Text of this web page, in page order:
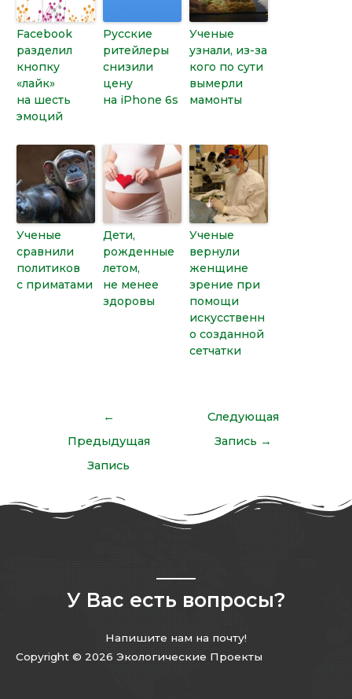
Facebook
разделил
кнопку
«лайк»
на шесть
эмоций
Русские
ритейлеры
снизили
цену
на iPhone 6s
Ученые
узнали, из-за
кого по сути
вымерли
мамонты
Ученые
сравнили
политиков
с приматами
Дети,
рожденные
летом,
не менее
здоровы
Ученые
вернули
женщине
зрение при
помощи
искусственн
о созданной
сетчатки
←
Предыдущая
Запись
Следующая
Запись →
У Вас есть вопросы?
Напишите нам на почту!
Copyright © 2026 Экологические Проекты